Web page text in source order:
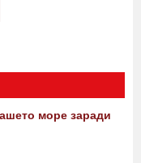
море заради